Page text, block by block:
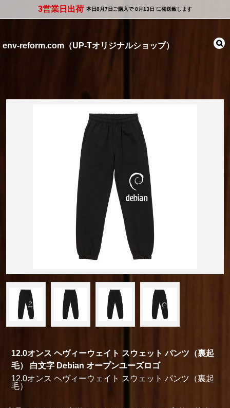
3営業日出荷 本日8月7日 ご購入で8月13日 に発送致します
env-reform.com（UP-Tオリジナルショップ）
12.0オンス ヘヴィーウェイト スウェット パンツ（裏起
毛） 白文字 Debian オープンユーズロゴ
12.0オンス ヘヴィーウェイト スウェット パンツ（裏起
毛）